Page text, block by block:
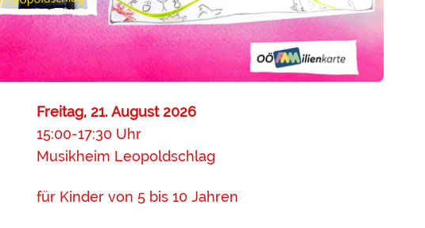
Freitag, 21. August 2026
15:00-17:30 Uhr
Musikheim Leopoldschlag
für Kinder von 5 bis 10 Jahren